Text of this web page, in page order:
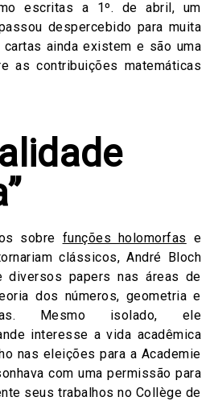
escritas a 1º. de abril, um
despercebido para muita
ainda existem e são uma
as contribuições matemáticas
sobre funções holomorfas e
clássicos, André Bloch
diversos papers nas áreas de
dos números, geometria e
Mesmo isolado, ele
interesse a vida acadêmica
nas eleições para a Academie
com uma permissão para
seus trabalhos no Collège de